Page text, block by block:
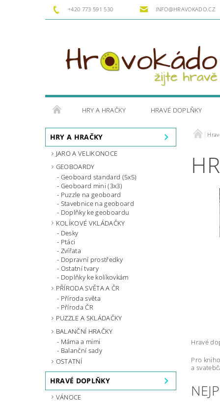
+420 773 591 530 INFO@HRAVOKADO.CZ
HRY A HRAČKY HRAVÉ DOPLŇKY
HRY A HRAČKY
JARO A VELIKONOCE
GEOBOARDY
Geoboard standard (5x5)
Geoboard mini (3x3)
Puzzle na geoboard
Stavebnice na geoboard
Doplňky ke geoboardu
KOLÍKOVÉ VKLÁDAČKY
Desky
Ptáci
Zvířata
Dopravní prostředky
Ostatní tvary
Doplňky ke kolíkovkám
PŘÍRODA SVĚTA A ČR
Příroda světa
Příroda ČR
PUZZLE A SKLÁDAČKY
BALANČNÍ HRAČKY
Máma a mimi
Balanční sady
OSTATNÍ
HRAVÉ DOPLŇKY
VÁNOCE
Hravé
Pro
a